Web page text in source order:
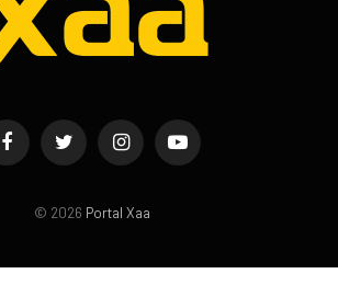
FacebookTwitter InstagramYouTube
© 2026 Portal Xaa